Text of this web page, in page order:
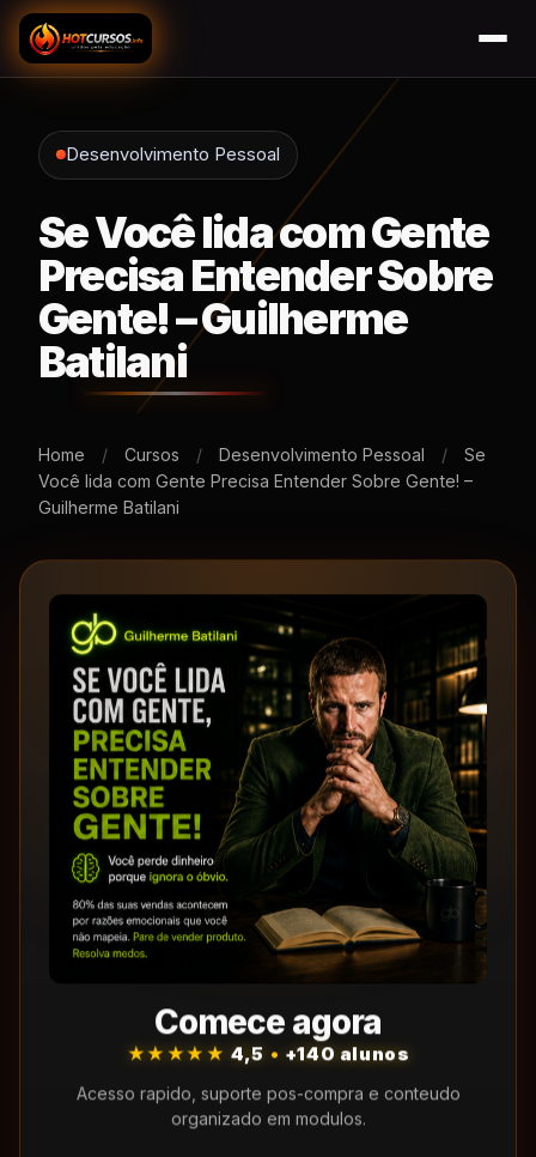
Desenvolvimento Pessoal
Se Você lida com Gente
Precisa Entender Sobre
Gente! – Guilherme
Batilani
Home / Cursos / Desenvolvimento Pessoal /
Se
Você lida com Gente Precisa Entender Sobre Gente! –
Guilherme Batilani
Comece agora
★★★★★4,5 • +140 alunos
Acesso rapido, suporte pos-compra e conteudo
organizado em modulos.